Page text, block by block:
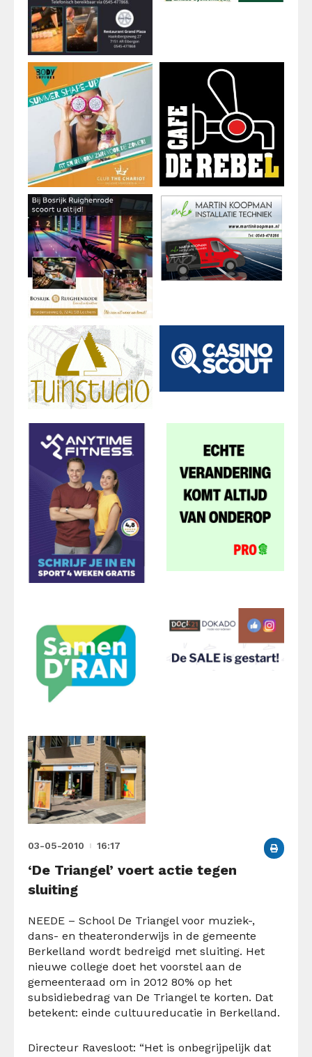
03-05-2010 16:17
‘De Triangel’ voert actie tegen
sluiting
NEEDE – School De Triangel voor muziek-,
dans- en theateronderwijs in de gemeente
Berkelland wordt bedreigd met sluiting. Het
nieuwe college doet het voorstel aan de
gemeenteraad om in 2012 80% op het
subsidiebedrag van De Triangel te korten. Dat
betekent: einde cultuureducatie in Berkelland.
Directeur Ravesloot: “Het is onbegrijpelijk dat